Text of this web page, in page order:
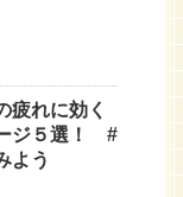
疲れに効く
ジ５選！ #
よう